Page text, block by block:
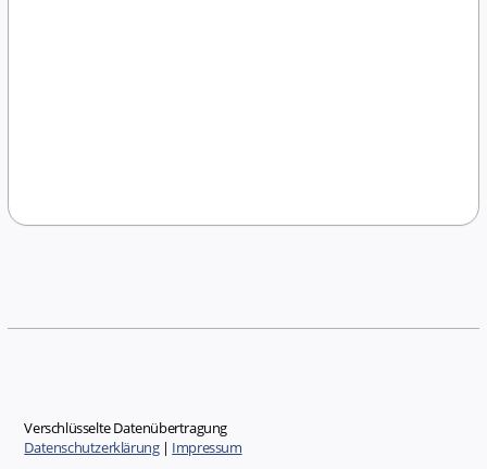
Verschlüsselte Datenübertragung
Datenschutzerklärung| Impressum